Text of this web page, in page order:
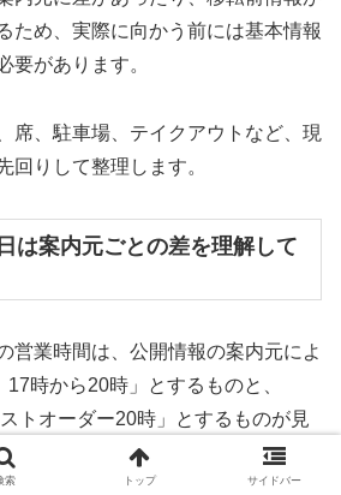
ため、実際に向かう前には基本情報
要があります。
席、駐車場、テイクアウトなど、現
回りして整理します。
は案内元ごとの差を理解して
営業時間は、公開情報の案内元によ
時から20時」とするものと、
トオーダー20時」とするものが見
索 トップ サイドバー